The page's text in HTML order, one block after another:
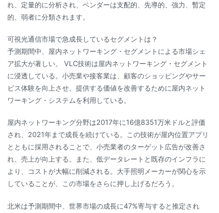
れ、定量的に分析され、ベンダーは支配的、先導的、強力、暫定
的、弱者に分類されます。
可視光通信市場で急成長しているセグメントは？
予測期間中、屋内ネットワーキング・セグメントによる市場シェ
ア拡大が著しい。 VLC技術は屋内ネットワーキング・セグメント
に浸透している。小売業や接客業は、顧客のショッピングやサー
ビス体験を向上させ、提供する価値を改善するために屋内ネット
ワーキング・システムを利用している。
屋内ネットワーキング分野は2017年に16億8351万米ドルと評価
され、2021年まで成長を続けている。この技術が屋内位置アプリ
とともに採用されることで、小売業者のターゲット広告が改善さ
れ、売上が向上する。また、低データレートと既存のインフラに
より、コストが大幅に削減される。大手照明メーカーが関心を示
していることが、この市場をさらに押し上げるだろう。
北米は予測期間中、世界市場の成長に47%寄与すると推定され